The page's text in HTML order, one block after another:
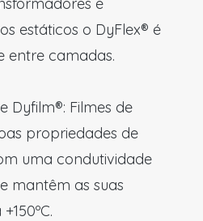
estáticos o DyFlex® é
entre camadas.
Dyfilm®: Filmes de
propriedades de
uma condutividade
mantêm as suas